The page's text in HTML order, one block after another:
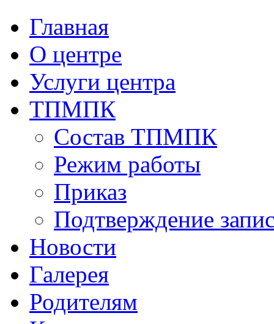
Главная
О центре
Услуги центра
ТПМПК
Состав ТПМПК
Режим работы
Приказ
Подтверждение
Новости
Галерея
Родителям